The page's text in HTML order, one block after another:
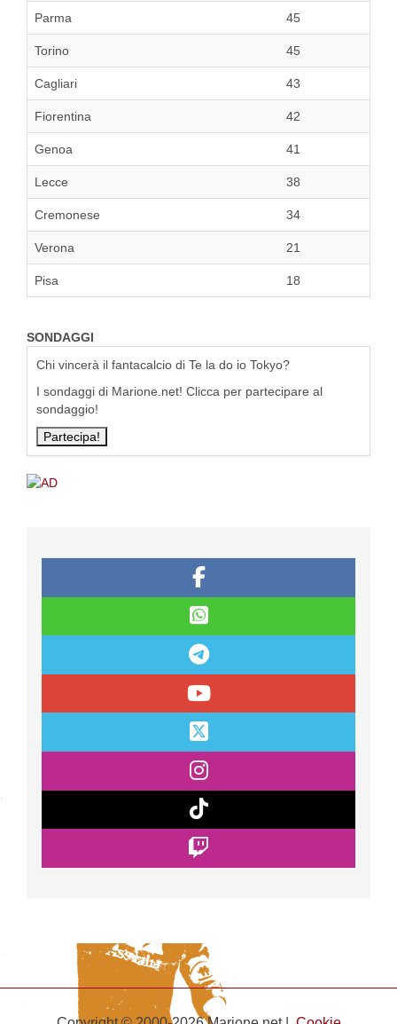
Parma 45
Torino 45
Cagliari 43
Fiorentina 42
Genoa 41
Lecce 38
Cremonese 34
Verona 21
Pisa 18
SONDAGGI
Chi vincerà il fantacalcio di Te la do io Tokyo?
I sondaggi di Marione.net! Clicca per partecipare al
sondaggio!